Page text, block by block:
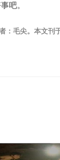
吧。
者：毛尖。本文刊